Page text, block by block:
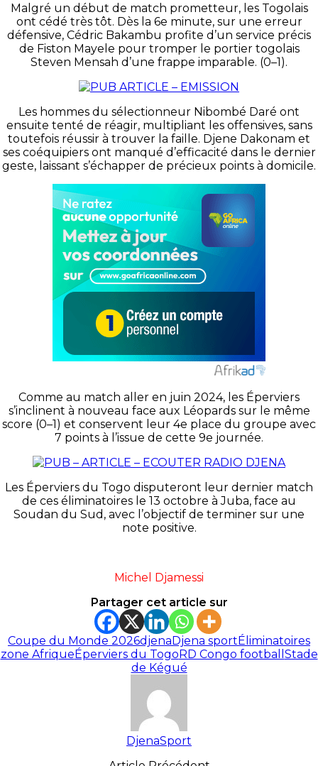
Malgré un début de match prometteur, les Togolais
ont cédé très tôt. Dès la 6e minute, sur une erreur
défensive, Cédric Bakambu profite d’un service précis
de Fiston Mayele pour tromper le portier togolais
Steven Mensah d’une frappe imparable. (0–1).
Les hommes du sélectionneur Nibombé Daré ont
ensuite tenté de réagir, multipliant les offensives, sans
toutefois réussir à trouver la faille. Djene Dakonam et
ses coéquipiers ont manqué d’efficacité dans le dernier
geste, laissant s’échapper de précieux points à domicile.
Comme au match aller en juin 2024, les Éperviers
s’inclinent à nouveau face aux Léopards sur le même
score (0–1) et conservent leur 4e place du groupe avec
7 points à l’issue de cette 9e journée.
Les Éperviers du Togo disputeront leur dernier match
de ces éliminatoires le 13 octobre à Juba, face au
Soudan du Sud, avec l’objectif de terminer sur une
note positive.
Michel Djamessi
Partager cet article sur
Coupe du Monde 2026djenaDjena sportÉliminatoires
zone AfriqueÉperviers du TogoRD Congo football Stade
de Kégué
DjenaSport